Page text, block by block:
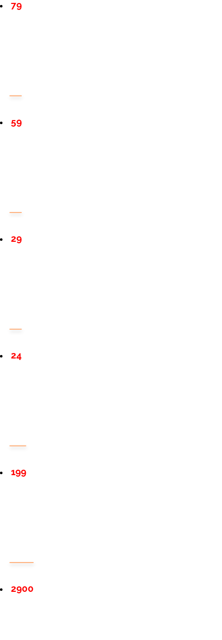
79
59
29
24
199
2900